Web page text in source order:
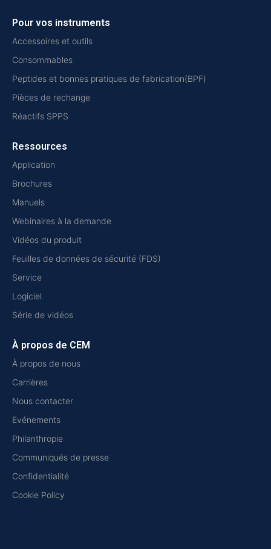
Pour vos instruments
Accessoires et outils
Consommables
Peptides et bonnes pratiques de fabrication(BPF)
Pièces de rechange
Réactifs SPPS
Ressources
Application
Brochures
Manuels
Webinaires à la demande
Vidéos du produit
Feuilles de données de sécurité (FDS)
Service
Logiciel
Série de vidéos
À propos de CEM
À propos de nous
Carrières
Nous contacter
Evénements
Philanthropie
Communiqués de presse
Confidentialité
Cookie Policy